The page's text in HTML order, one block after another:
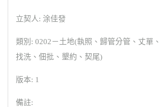
立契人: 涂佳發
類別: 0202－土地(執照、歸管分管、丈單
找洗、佃批、墾約、契尾)
版本: 1
備註: